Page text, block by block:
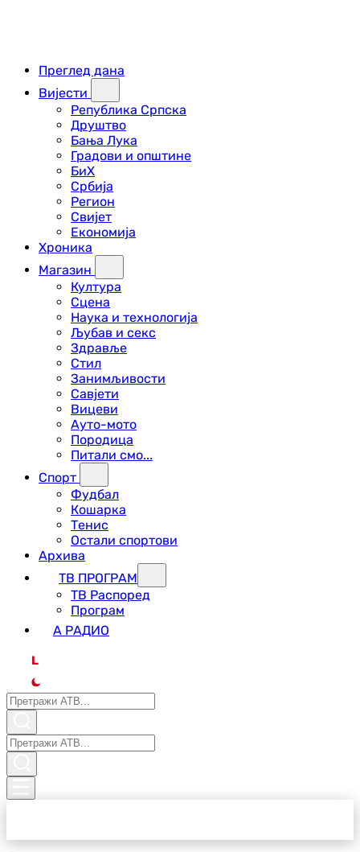
Преглед дана
Вијести
Република Српска
Друштво
Бања Лука
Градови и општине
БиХ
Србија
Регион
Свијет
Економија
Хроника
Магазин
Култура
Сцена
Наука и технологија
Љубав и секс
Здравље
Стил
Занимљивости
Савјети
Вицеви
Ауто-мото
Породица
Питали смо...
Спорт
Фудбал
Кошарка
Тенис
Остали спортови
Архива
ТВ ПРОГРАМ
ТВ Распоред
Програм
А РАДИО
L